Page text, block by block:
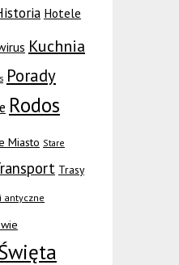
Hotele
Kuchnia
Porady
Rodos
Miasto Stare
Trasy
antyczne